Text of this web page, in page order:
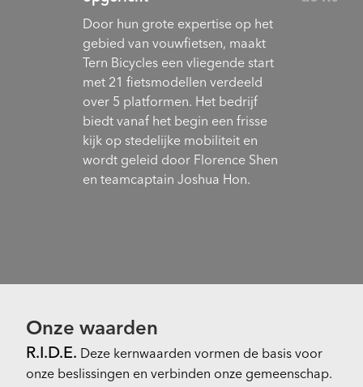
Door hun grote expertise op het
gebied van vouwfietsen, maakt
Tern Bicycles een vliegende start
met 21 fietsmodellen verdeeld
over 5 platformen. Het bedrijf
biedt vanaf het begin een frisse
kijk op stedelijke mobiliteit en
wordt geleid door Florence Shen
en teamcaptain Joshua Hon.
Onze waarden
R.I.D.E. Deze kernwaarden vormen de basis voor
onze beslissingen en verbinden onze gemeenschap.